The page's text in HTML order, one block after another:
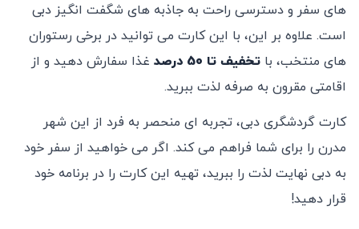
‌های سفر و دسترسی راحت به جاذبه‌ های شگفت ‌انگیز دبی
است. علاوه بر این، با این کارت می ‌توانید در برخی رستوران‌
های منتخب، با تخفیف تا 50 درصد
غذا سفارش دهید و از
اقامتی مقرون ‌به ‌صرفه لذت ببرید.
کارت گردشگری دبی، تجربه ‌ای منحصر به‌ فرد از این شهر
مدرن را برای شما فراهم می ‌کند. اگر می ‌خواهید از سفر خود
به دبی نهایت لذت را ببرید، تهیه این کارت را در برنامه خود
قرار دهید!